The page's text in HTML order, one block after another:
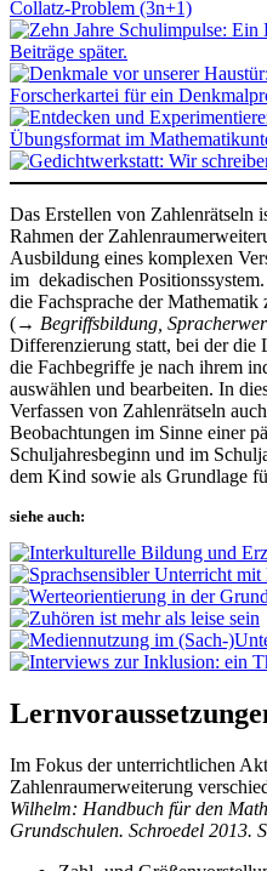
Das Erstellen von Zahlenrätseln
Rahmen der
Ausbildung eines komplexen
im dekadischen
die Fachsprache der Mathematik
(→ Begriffsbildung,
Differenzierung statt, bei der die
die Fachbegriffe je nach ihrem
auswählen und bearbeiten. In
Verfassen von Zahlenrätseln
Beobachtungen im Sinne einer
Schuljahresbeginn und im
dem Kind sowie als Grundlage
siehe auch:
Im Fokus der unterrichtlichen
Zahlenraumerweiterung
Wilhelm: Handbuch für den
Grundschulen. Schroedel 2013.